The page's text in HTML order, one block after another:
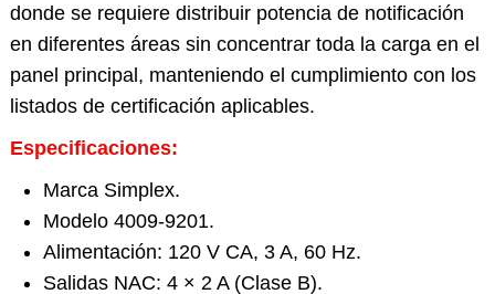
donde se requiere distribuir potencia de notificación
en diferentes áreas sin concentrar toda la carga en el
panel principal, manteniendo el cumplimiento con los
listados de certificación aplicables.
Especificaciones:
Marca Simplex.
Modelo 4009-9201.
Alimentación: 120 V CA, 3 A, 60 Hz.
Salidas NAC: 4 × 2 A (Clase B).